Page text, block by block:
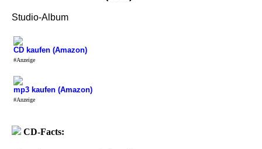
Studio-Album
CD kaufen (Amazon)
#Anzeige
mp3 kaufen (Amazon)
#Anzeige
CD-Facts: